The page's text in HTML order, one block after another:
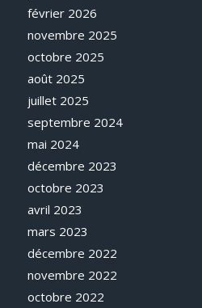
février 2026
novembre 2025
octobre 2025
août 2025
juillet 2025
septembre 2024
mai 2024
décembre 2023
octobre 2023
avril 2023
mars 2023
décembre 2022
novembre 2022
octobre 2022